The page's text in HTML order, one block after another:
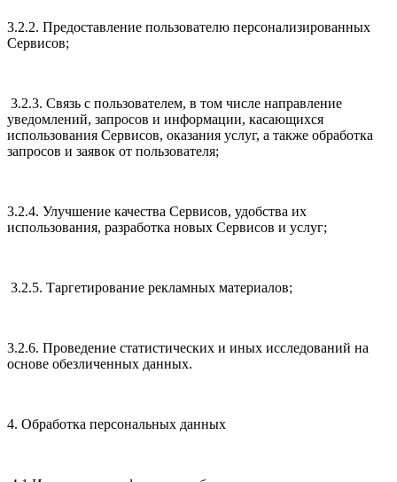
3.2.2. Предоставление пользователю персонализированных
Сервисов;
3.2.3. Связь с пользователем, в том числе направление
уведомлений, запросов и информации, касающихся
использования Сервисов, оказания услуг, а также обработка
запросов и заявок от пользователя;
3.2.4. Улучшение качества Сервисов, удобства их
использования, разработка новых Сервисов и услуг;
3.2.5. Таргетирование рекламных материалов;
3.2.6. Проведение статистических и иных исследований на
основе обезличенных данных.
4. Обработка персональных данных